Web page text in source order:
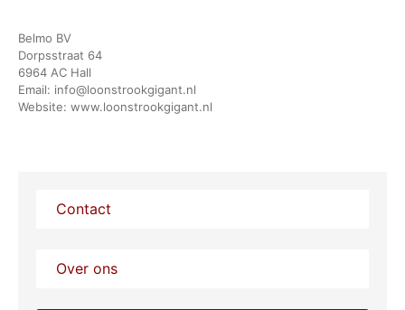
Belmo BV
Dorpsstraat 64
6964 AC Hall
Email: info@loonstrookgigant.nl
Website: www.loonstrookgigant.nl
Contact
Over ons